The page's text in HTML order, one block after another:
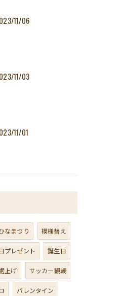
11/06
11/03
11/01
なまつり 模様替え
プレゼント 誕生日
上げ サッカー観戦
バレンタイン